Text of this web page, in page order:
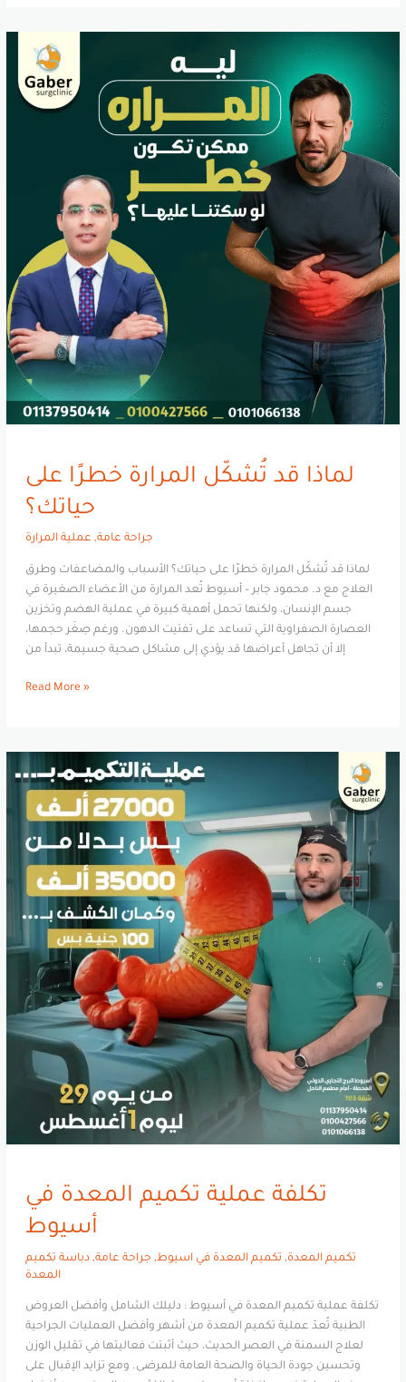
لماذا قد تُشكّل المرارة خطرًا على
حياتك؟
جراحة عامة, عملية المرارة
لماذا قد تُشكّل المرارة خطرًا على حياتك؟ الأسباب والمضاعفات وطرق
العلاج مع د. محمود جابر – أسيوط تُعد المرارة من الأعضاء الصغيرة في
جسم الإنسان، ولكنها تحمل أهمية كبيرة في عملية الهضم وتخزين
العصارة الصفراوية التي تساعد على تفتيت الدهون. ورغم صِغَر حجمها،
إلا أن تجاهل أعراضها قد يؤدي إلى مشاكل صحية جسيمة، تبدأ من
قد
تُشكّل
المرارة
Read More »
تكلفة عملية تكميم المعدة في
أسيوط
تكميم المعدة, تكميم المعدة في اسيوط, جراحة عامة,دباسة تكميم
المعدة
تكلفة عملية تكميم المعدة في أسيوط : دليلك الشامل وأفضل العروض
الطبية تُعدّ عملية تكميم المعدة من أشهر وأفضل العمليات الجراحية
لعلاج السمنة في العصر الحديث، حيث أثبتت فعاليتها في تقليل الوزن
وتحسين جودة الحياة والصحة العامة للمرضى. ومع تزايد الإقبال على
عملية
تكميم
المعدة
في